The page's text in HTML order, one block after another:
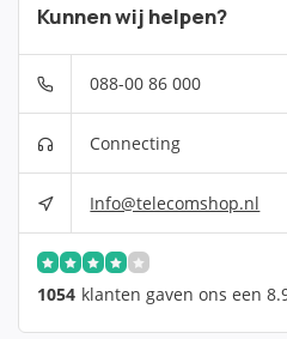
Kunnen wij helpen?
088-00 86 000
Connecting
Info@telecomshop.nl
1054 klanten gaven ons een